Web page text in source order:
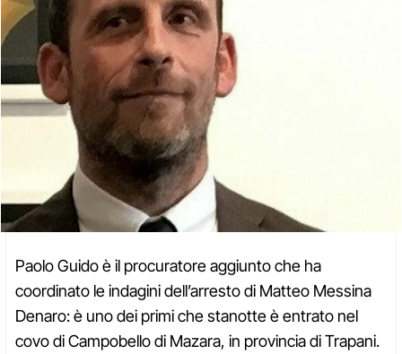
Paolo Guido è il procuratore aggiunto che ha
coordinato le indagini dell’arresto di Matteo Messina
Denaro: è uno dei primi che stanotte è entrato nel
covo di Campobello di Mazara, in provincia di Trapani.